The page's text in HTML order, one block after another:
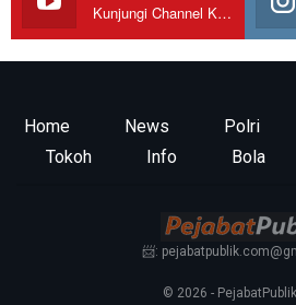
Kunjungi Channel Kami
Home News Polri
Tokoh
Info Bola
📨:
© 2026 -